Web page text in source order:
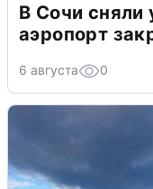
В Сочи сняли
аэропорт
6 августа 0